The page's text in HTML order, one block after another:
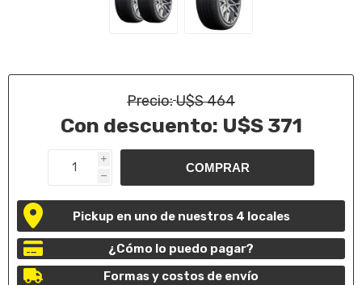
Precio:U$S 464
Con descuento: U$S 371
i
h
Pickup en uno de nuestros 4 locales
¿Cómo lo puedo pagar?
Formas y costos de envío